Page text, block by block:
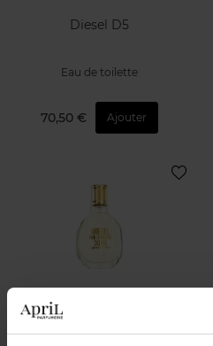
Diesel D5
Eau de toilette
70,50 € Ajouter
Fuel for Life